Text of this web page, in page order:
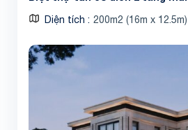
Diện tích 200m2 (16m x 12.5m)